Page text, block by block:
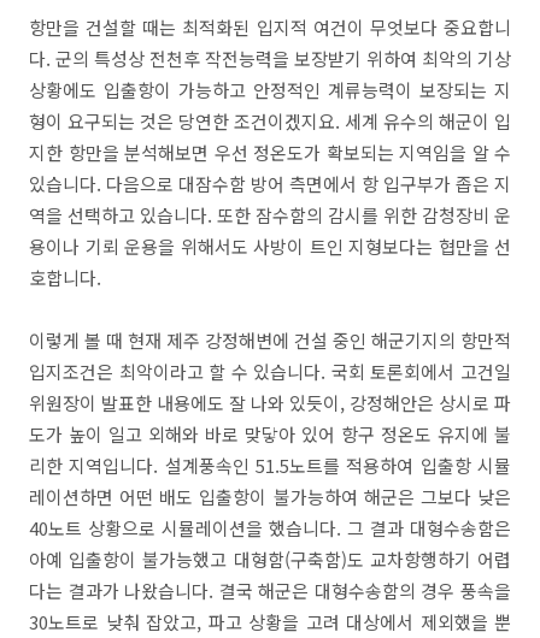
항만을 건설할 때는 최적화된 입지적 여건이 무엇보다 중요합니
다. 군의 특성상 전천후 작전능력을 보장받기 위하여 최악의 기상
상황에도 입출항이 가능하고 안정적인 계류능력이 보장되는 지
형이 요구되는 것은 당연한 조건이겠지요. 세계 유수의 해군이 입
지한 항만을 분석해보면 우선 정온도가 확보되는 지역임을 알 수
있습니다. 다음으로 대잠수함 방어 측면에서 항 입구부가 좁은 지
역을 선택하고 있습니다. 또한 잠수함의 감시를 위한 감청장비 운
용이나 기뢰 운용을 위해서도 사방이 트인 지형보다는 협만을 선
호합니다.
이렇게 볼 때 현재 제주 강정해변에 건설 중인 해군기지의 항만적
입지조건은 최악이라고 할 수 있습니다. 국회 토론회에서 고건일
위원장이 발표한 내용에도 잘 나와 있듯이, 강정해안은 상시로 파
도가 높이 일고 외해와 바로 맞닿아 있어 항구 정온도 유지에 불
리한 지역입니다. 설계풍속인 51.5노트를 적용하여 입출항 시뮬
레이션하면 어떤 배도 입출항이 불가능하여 해군은 그보다 낮은
40노트 상황으로 시뮬레이션을 했습니다. 그 결과 대형수송함은
아예 입출항이 불가능했고 대형함(구축함)도 교차항행하기 어렵
다는 결과가 나왔습니다. 결국 해군은 대형수송함의 경우 풍속을
30노트로 낮춰 잡았고, 파고 상황을 고려 대상에서 제외했을 뿐